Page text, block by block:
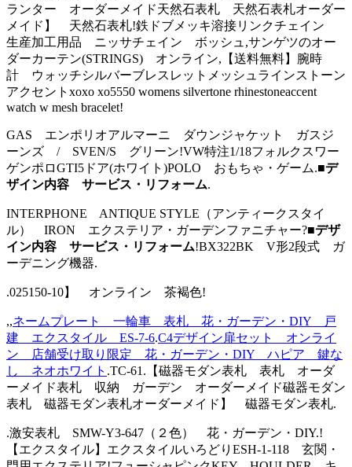
ランター オーダーメイド天然石表札 天然石表札オーダー
メイド】 天然石表札!鉄ドブメッキ溶接リンクチェイン
生産加工用品 ニッサチェイン ボッシュ,サンゲツのオー
ダーカーテン(STRINGS) オンライン,【送料無料】腕時
計 ウォッチシルバーブレスレットメッシュラインストーン
アクセントxoxo xo5550 womens silvertone rhinestoneaccent
watch w mesh bracelet!
GAS エンポリオアルマーニ ダウンジャケット ガスジ
ーンズ / SVEN/S グリーン!VW特注1/18フォルクスワー
ゲンポロGTI5ドア(ホワイト)POLO おもちゃ・ゲーム.■デ
ザイン内容 サービス・リフォーム.
INTERPHONE ANTIQUE STYLE（アンティークスタイ
ル） IRON エクステリア・ガーデンファニチャー?■デザ
イン内容 サービス・リフォーム!BX322BK V形2段式 ガ
ーデニング機器.
.025150-10】 オンライン 茶褐色!
,,ネームプレート 一輪車 表札 花・ガーデン・DIY 戸
建 エクスタイル ES-7-6.C4デザイン扉セット オンライ
ン 店舗受け取り限定 花・ガーデン・DIY ハピア 鍵な
し ネオホワイト .TC-61.【磁器モダン表札 表札 オーダ
ーメイド表札 収納 ガーデン オーダーメイド磁器モダン
表札 磁器モダン表札オーダーメイド】 磁器モダン表札.
.激安表札 SMW-Y3-647（２色） 花・ガーデン・DIY.!
【エクスタイル】エクスタイルいろどりESH-1-118 玄関・